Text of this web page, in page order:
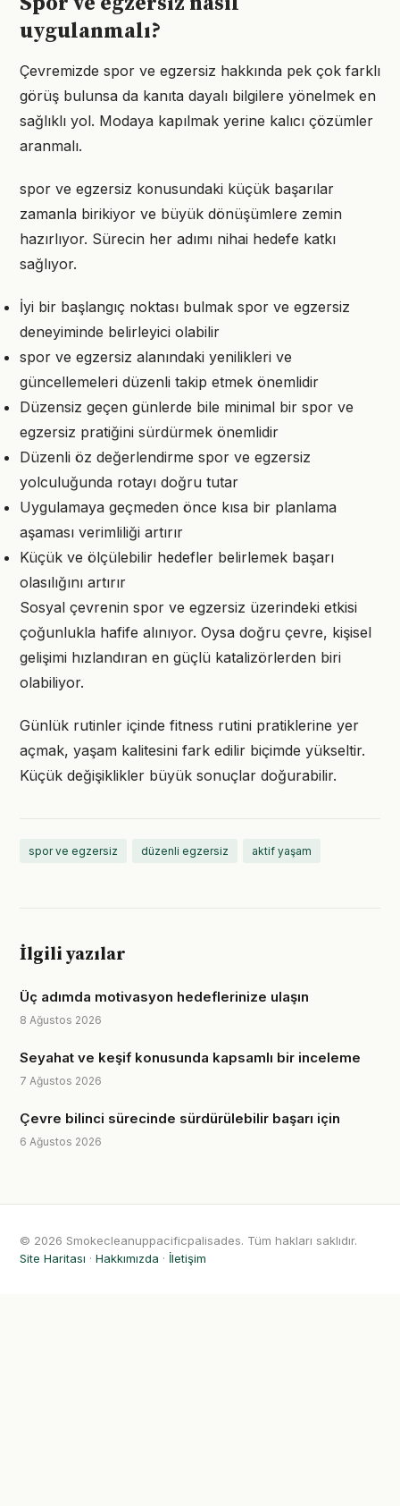
uygulanmalı?
Çevremizde spor ve egzersiz hakkında pek çok farklı
görüş bulunsa da kanıta dayalı bilgilere yönelmek en
sağlıklı yol. Modaya kapılmak yerine kalıcı çözümler
aranmalı.
spor ve egzersiz konusundaki küçük başarılar
zamanla birikiyor ve büyük dönüşümlere zemin
hazırlıyor. Sürecin her adımı nihai hedefe katkı
sağlıyor.
İyi bir başlangıç noktası bulmak spor ve egzersiz
deneyiminde belirleyici olabilir
spor ve egzersiz alanındaki yenilikleri ve
güncellemeleri düzenli takip etmek önemlidir
Düzensiz geçen günlerde bile minimal bir spor ve
egzersiz pratiğini sürdürmek önemlidir
Düzenli öz değerlendirme spor ve egzersiz
yolculuğunda rotayı doğru tutar
Uygulamaya geçmeden önce kısa bir planlama
aşaması verimliliği artırır
Küçük ve ölçülebilir hedefler belirlemek başarı
olasılığını artırır
Sosyal çevrenin spor ve egzersiz üzerindeki etkisi
çoğunlukla hafife alınıyor. Oysa doğru çevre, kişisel
gelişimi hızlandıran en güçlü katalizörlerden biri
olabiliyor.
Günlük rutinler içinde fitness rutini pratiklerine yer
açmak, yaşam kalitesini fark edilir biçimde yükseltir.
Küçük değişiklikler büyük sonuçlar doğurabilir.
spor ve egzersiz düzenli egzersiz aktif yaşam
İlgili yazılar
Üç adımda motivasyon hedeflerinize ulaşın
8 Ağustos 2026
Seyahat ve keşif konusunda kapsamlı bir inceleme
7 Ağustos 2026
Çevre bilinci sürecinde sürdürülebilir başarı için
6 Ağustos 2026
© 2026 Smokecleanuppacificpalisades. Tüm hakları saklıdır.
Site Haritası · Hakkımızda · İletişim